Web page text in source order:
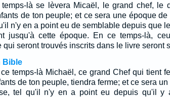
là se lèvera Micaël, le grand chef, le
de ton peuple; et ce sera une époque de
n'y en a point eu de semblable depuis que
jusqu'à cette époque. En ce temps-là,
qui seront trouvés inscrits dans le livre seront
Bible
temps-là Michaël, ce grand Chef qui tient
de ton peuple, tiendra ferme; et ce sera
tel qu'il n'y en a point eu depuis qu'il y